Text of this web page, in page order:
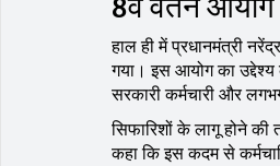
हाल ही में प्रधानमंत्री
गया। इस आयोग का
सरकारी कर्मचारी और
सिफारिशों के लागू होने
कहा कि इस कदम से